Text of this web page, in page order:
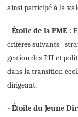
ainsi participé à la
- Étoile de la PME :
critères suivants :
gestion des RH et
dans la transition
dirigeant.
- Étoile du Jeune